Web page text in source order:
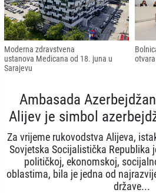
Moderna zdravstvena
ustanova Medicana od 18. juna u
Sarajevu
Ambasada
Alijev je simbol
Za vrijeme rukovodstva Alijeva,
Sovjetska Socijalistička Republika
političkoj, ekonomskoj,
oblastima, bila je jedna od
države...